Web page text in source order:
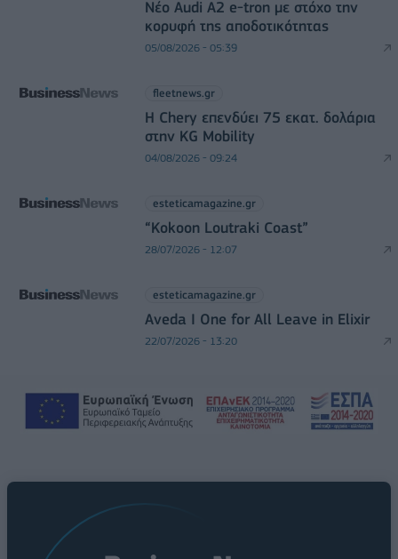
Νέο Audi A2 e-tron με στόχο την
κορυφή της αποδοτικότητας
05/08/2026 - 05:39
fleetnews.gr
Η Chery επενδύει 75 εκατ. δολάρια
στην KG Mobility
04/08/2026 - 09:24
esteticamagazine.gr
“Kokoon Loutraki Coast”
28/07/2026 - 12:07
esteticamagazine.gr
Aveda I One for All Leave in Elixir
22/07/2026 - 13:20